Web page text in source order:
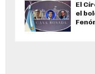
El
el